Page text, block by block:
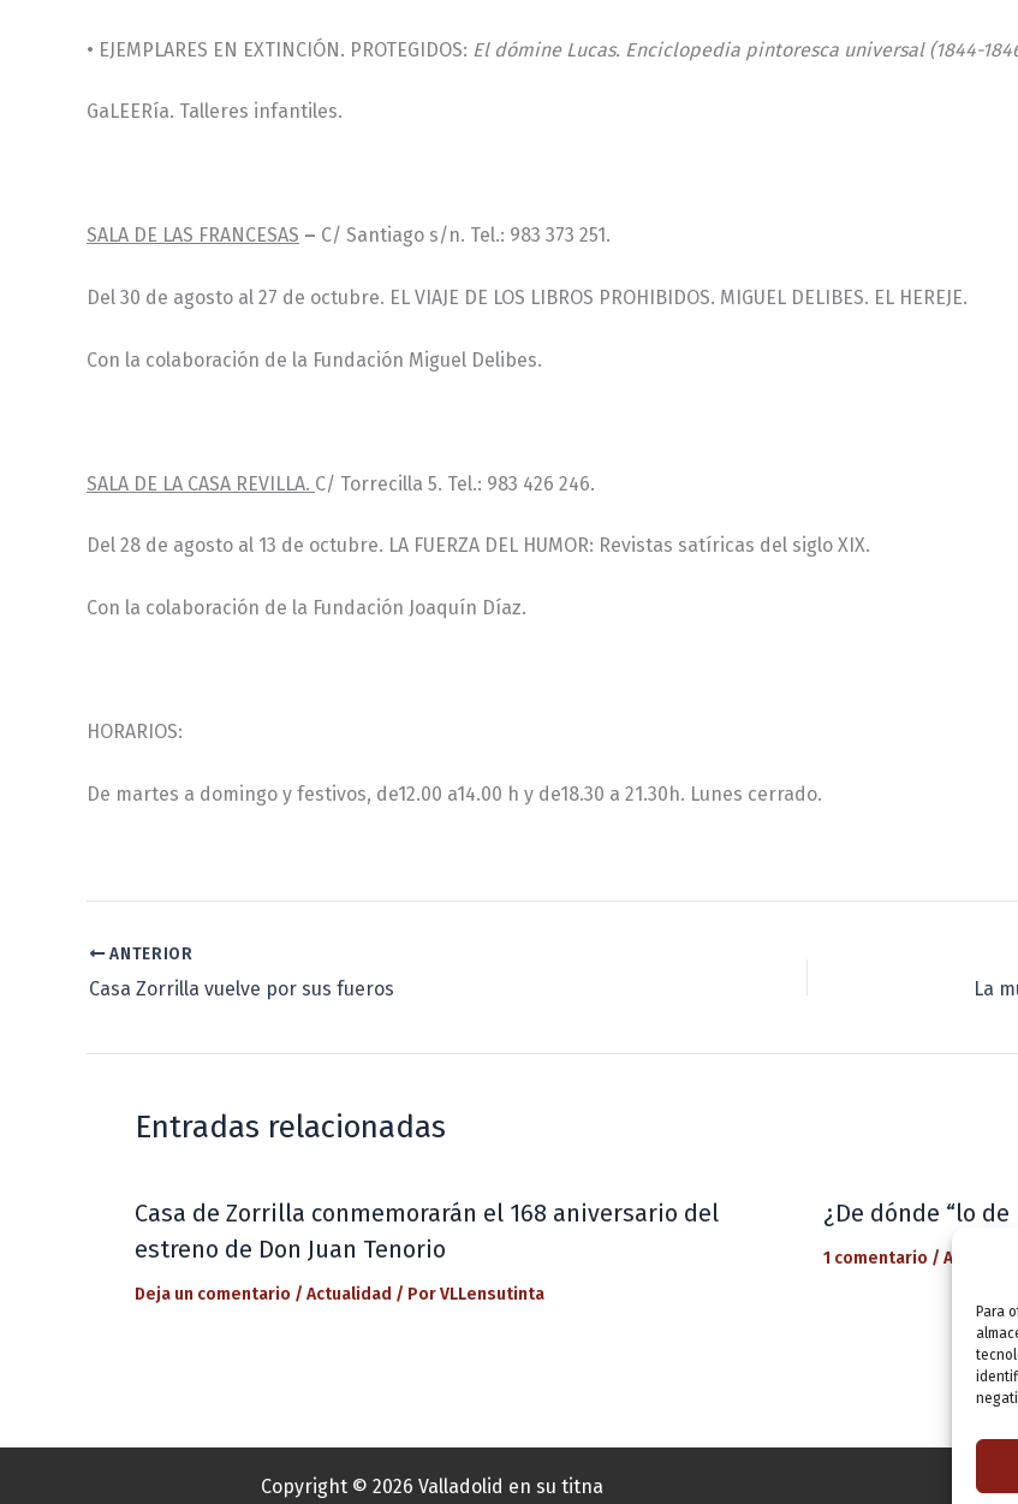
Para
• EJEMPLARES EN EXTINCIÓN. PROTEGIDOS: El dómine Lucas. Enciclopedia pintoresca universal (1844-
GaLEERía. Talleres infantiles.
SALA DE LAS FRANCESAS – C/ Santiago s/n. Tel.: 983 373 251.
Del 30 de agosto al 27 de octubre. EL VIAJE DE LOS LIBROS PROHIBIDOS. MIGUEL DELIBES. EL HEREJE.
Con la colaboración de la Fundación Miguel Delibes.
SALA DE LA CASA REVILLA. C/ Torrecilla 5. Tel.: 983 426 246.
Del 28 de agosto al 13 de octubre. LA FUERZA DEL HUMOR: Revistas satíricas del siglo XIX.
Con la colaboración de la Fundación Joaquín Díaz.
HORARIOS:
De martes a domingo y festivos, de12.00 a14.00 h y de18.30 a 21.30h. Lunes cerrado.
ANTERIOR
Casa Zorrilla vuelve por sus fueros
Entradas relacionadas
Casa de Zorrilla conmemorarán el 168 aniversario del
estreno de Don Juan Tenorio
Deja un comentario / Actualidad / PorVLLensutinta
¿De dónde “lo de
1 comentario / Actualidad
Copyright © 2026 Valladolid en su titna